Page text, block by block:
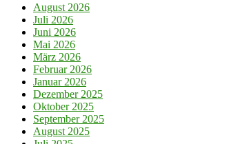
August 2026
Juli 2026
Juni 2026
Mai 2026
März 2026
Februar 2026
Januar 2026
Dezember 2025
Oktober 2025
September 2025
August 2025